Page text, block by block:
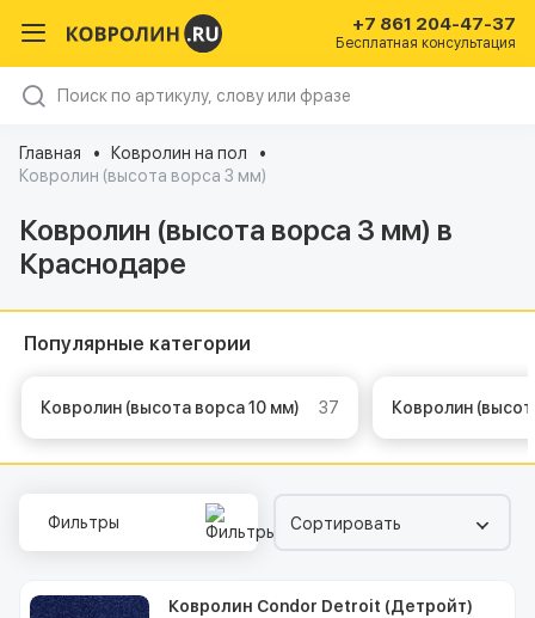
+7 861 204-47-37
Бесплатная консультация
Главная
Ковролин на пол
Ковролин (высота ворса 3 мм)
Ковролин (высота ворса 3 мм) в
Краснодаре
Популярные категории
Ковролин (высота ворса 10 мм) 37 Ковролин
Фильтры Сортировать
Ковролин Condor Detroit (Детройт)